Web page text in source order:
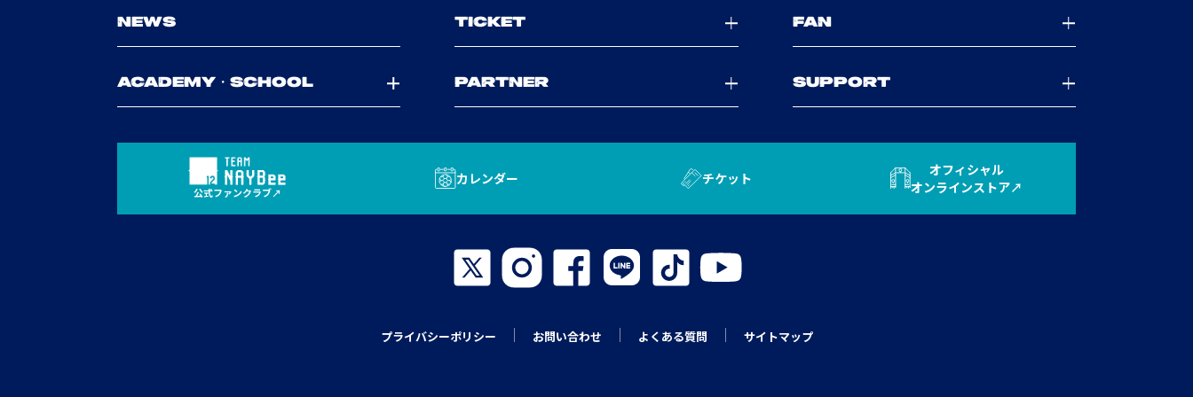
NEWS TICKET FAN
ACADEMY・SCHOOL PARTNER SUPPORT
公式ファンクラブ
カレンダー チケット
オフィシャル
オンラインストア
プライバシーポリシー お問い合わせ よくある質問 サイトマップ